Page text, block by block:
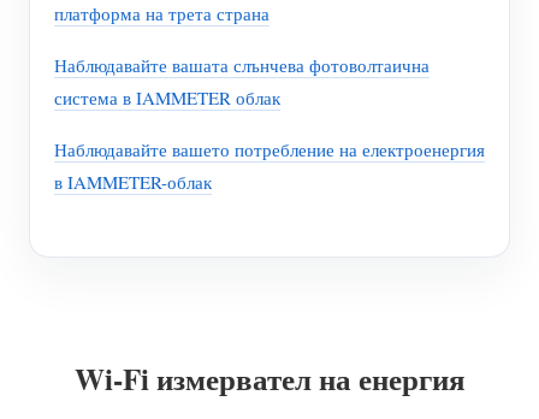
платформа на трета страна
Наблюдавайте вашата слънчева фотоволтаична
система в IAMMETER облак
Наблюдавайте вашето потребление на електроенергия
в IAMMETER-облак
Wi-Fi измервател на енергия